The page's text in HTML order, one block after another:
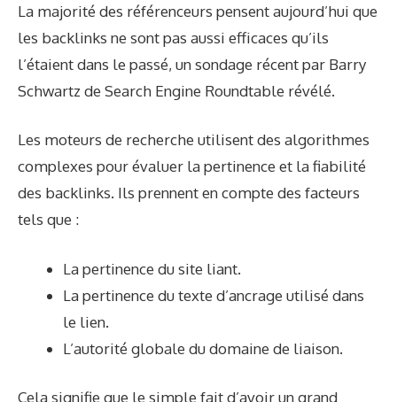
La majorité des référenceurs pensent aujourd’hui que
les backlinks ne sont pas aussi efficaces qu’ils
l’étaient dans le passé, unsondage récentpar Barry
Schwartz de Search Engine Roundtable révélé.
Les moteurs de recherche utilisent des algorithmes
complexes pour évaluer la pertinence et la fiabilité
des backlinks. Ils prennent en compte des facteurs
tels que :
La pertinence du site liant.
La pertinence du texte d’ancrage utilisé dans
le lien.
L’autorité globale du domaine de liaison.
Cela signifie que le simple fait d’avoir un grand